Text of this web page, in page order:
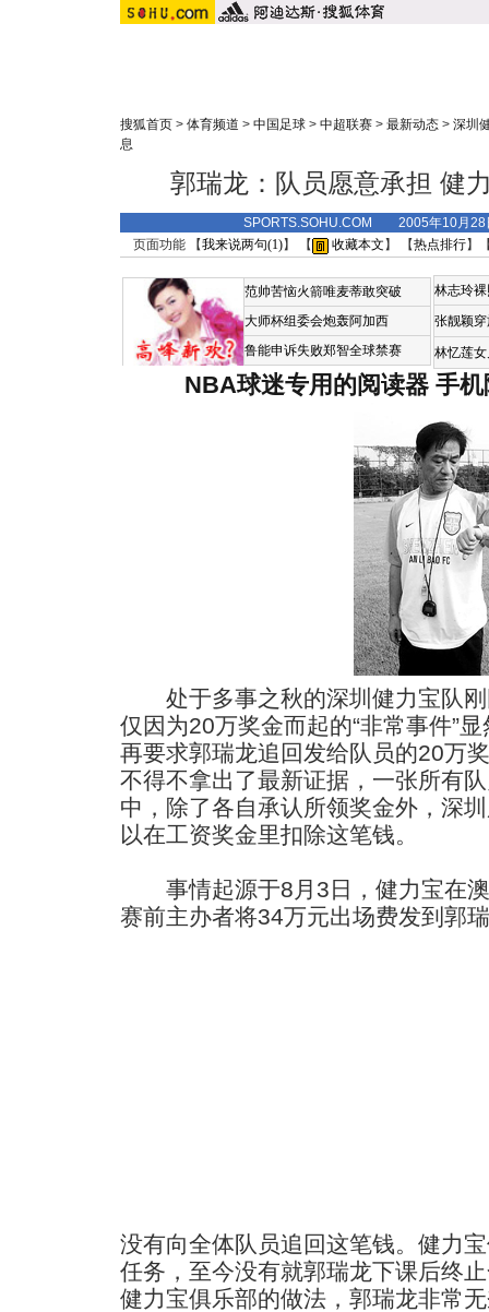
搜狐首页 > 体育频道 > 中国足球 > 中超联赛 > 最新动态 > 深圳
息
郭瑞龙：队员愿意承担 健
SPORTS.SOHU.COM 2005年10月
页面功能 【我来说两句(1)】 【 收藏本文 】 【热点排行】
范帅苦恼火箭唯麦蒂敢突破
大师杯组委会炮轰阿加西
鲁能申诉失败郑智全球禁赛
林志玲
张靓颖
林忆莲
NBA球迷专用的阅读器 手
处于多事之秋的深圳健力宝队刚
仅因为20万奖金而起的“非常事件”
再要求郭瑞龙追回发给队员的20万
不得不拿出了最新证据，一张所有
中，除了各自承认所领奖金外，深
以在工资奖金里扣除这笔钱。
事情起源于8月3日，健力宝在澳
赛前主办者将34万元出场费发到郭
没有向全体队员追回这笔钱。健力
任务，至今没有就郭瑞龙下课后终
健力宝俱乐部的做法，郭瑞龙非常